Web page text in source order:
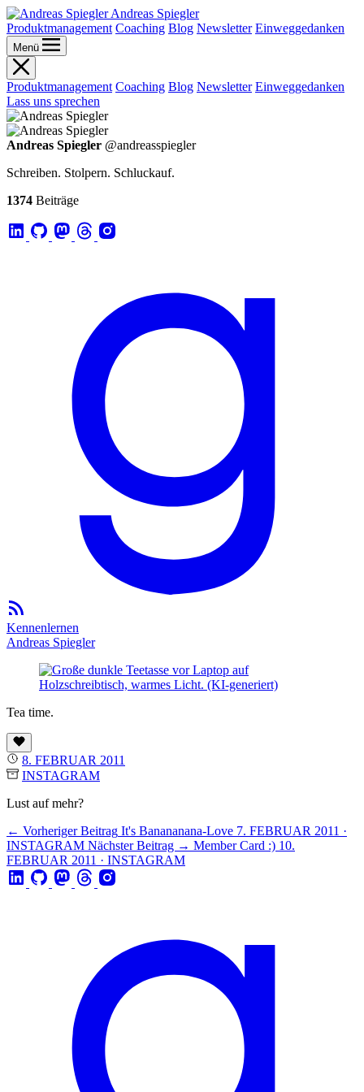
Andreas Spiegler
Produktmanagement Coaching Blog Newsletter Einweggedanken
Menü
Produktmanagement Coaching Blog Newsletter Einweggedanken
Lass uns sprechen
Andreas Spiegler @andreasspiegler
Schreiben. Stolpern. Schluckauf.
1374 Beiträge
Kennenlernen
Andreas Spiegler
Tea time.
8. FEBRUAR 2011
INSTAGRAM
Lust auf mehr?
← Vorheriger Beitrag It's Banananana-Love 7. FEBRUAR 2011 ·
INSTAGRAM Nächster Beitrag → Member Card :) 10.
FEBRUAR 2011 · INSTAGRAM